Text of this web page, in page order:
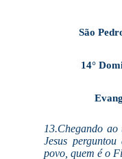
São
14°
13.Chegando
Jesus
povo, quem é o